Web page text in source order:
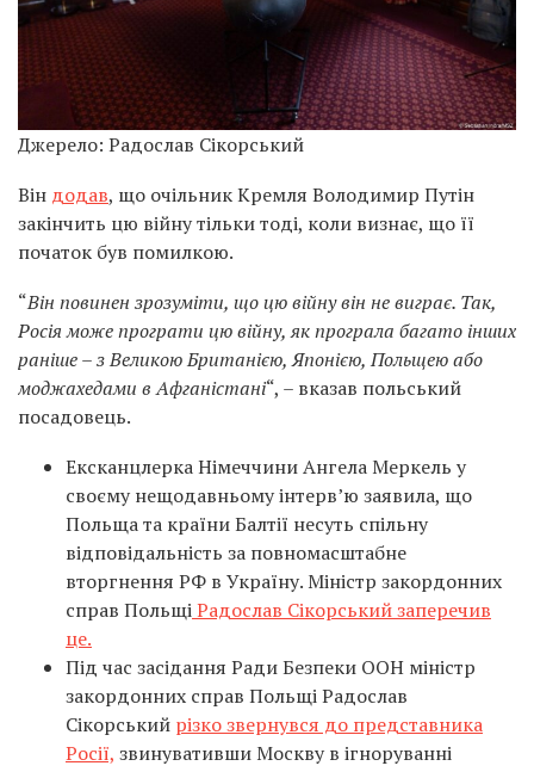
Джерело: Радослав Сікорський
Він додав, що очільник Кремля Володимир Путін
закінчить цю війну тільки тоді, коли визнає, що її
початок був помилкою.
“Він повинен зрозуміти, що цю війну він не виграє. Так,
Росія може програти цю війну, як програла багато інших
раніше – з Великою Британією, Японією, Польщею або
моджахедами в Афганістані“, – вказав польський
посадовець.
Ексканцлерка Німеччини Ангела Меркель у
своєму нещодавньому інтерв’ю заявила, що
Польща та країни Балтії несуть спільну
відповідальність за повномасштабне
вторгнення РФ в Україну. Міністр закордонних
справ ПольщіРадослав Сікорський заперечив
це.
Під час засідання Ради Безпеки ООН міністр
закордонних справ Польщі Радослав
Сікорський різко звернувся до представника
Росії, звинувативши Москву в ігноруванні